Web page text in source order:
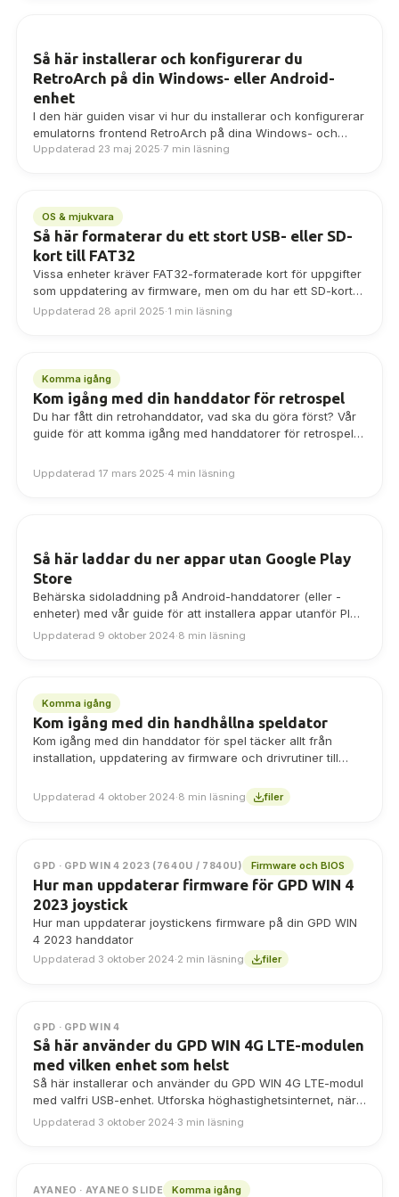
Så här installerar och konfigurerar du
RetroArch på din Windows- eller Android-
enhet
I den här guiden visar vi hur du installerar och konfigurerar
emulatorns frontend RetroArch på dina Windows- och
Android-baserade enheter.
Uppdaterad 23 maj 2025·7 min läsning
OS & mjukvara
Så här formaterar du ett stort USB- eller SD-
kort till FAT32
Vissa enheter kräver FAT32-formaterade kort för uppgifter
som uppdatering av firmware, men om du har ett SD-kort
eller USB-drivrutin på 64 GB…
Uppdaterad 28 april 2025·1 min läsning
Komma igång
Kom igång med din handdator för retrospel
Du har fått din retrohanddator, vad ska du göra först? Vår
guide för att komma igång med handdatorer för retrospel
och mycket mer!
Uppdaterad 17 mars 2025·4 min läsning
Så här laddar du ner appar utan Google Play
Store
Behärska sidoladdning på Android-handdatorer (eller -
enheter) med vår guide för att installera appar utanför Play
Store.
Uppdaterad 9 oktober 2024·8 min läsning
Komma igång
Kom igång med din handhållna speldator
Kom igång med din handdator för spel täcker allt från
installation, uppdatering av firmware och drivrutiner till
speldator.
Uppdaterad 4 oktober 2024·8 min läsning filer
GPD · GPD WIN 4 2023 (7640U / 7840U) Firmware och BIOS
Hur man uppdaterar firmware för GPD WIN 4
2023 joystick
Hur man uppdaterar joystickens firmware på din GPD WIN
4 2023 handdator
Uppdaterad 3 oktober 2024·2 min läsning filer
GPD · GPD WIN 4
Så här använder du GPD WIN 4G LTE-modulen
med vilken enhet som helst
Så här installerar och använder du GPD WIN 4G LTE-modul
med valfri USB-enhet. Utforska höghastighetsinternet, när
som helst, var som helst!
Uppdaterad 3 oktober 2024·3 min läsning
AYANEO · AYANEO SLIDE Komma igång